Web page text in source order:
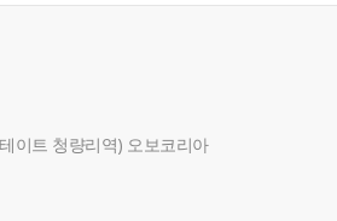
이트 청량리역) 오보코리아